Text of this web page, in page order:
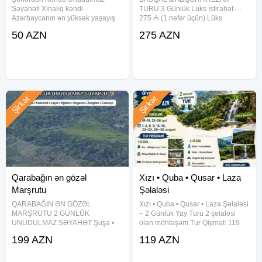
Səyahət! Xınalıq kəndi –
Azərbaycanın ən yüksək yaşayış
mədəniyyət Qriz Kanyonu – Çay
50 AZN
TURU 3 Günlük Lüks İstirahət —
275 ₼ (1 nəfər üçün) Lüks
Resort & Spa. Təbiətin qoynunda
275 AZN
Qarabağın ən gözəl
Marşrutu
QARABAĞIN ƏN GÖZƏL
MARŞRUTU 2 GÜNLÜK
UNUDULMAZ SƏYAHƏT Şuşa •
Əsgəran • Zəngilan • Cəbrayıl
Şirkət
199 AZN
Xızı • Quba • Qusar • Laza
Şəlaləsi
Xızı • Quba • Qusar • Laza Şəlaləsi
– 2 Günlük Yay Turu 2 şəlaləsi
olan möhtəşəm Tur Qiymət: 119
iyul 1–2, 8–9, 15–16, 22–23, 29–
Şirkət
119 AZN